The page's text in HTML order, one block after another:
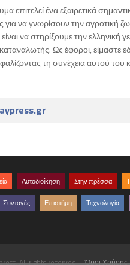
ένα εξαιρετικά
να γνωρίσουν την αγροτική
να στηρίξουμε την ελληνική
Ως έφοροι, είμαστε
τη συνέχεια αυτού
Αυτοδιοίκηση Στην πρέσσα
Συνταγές Επιστήμη Τεχνολογία
All rights reserved.Όροι Χρήσης